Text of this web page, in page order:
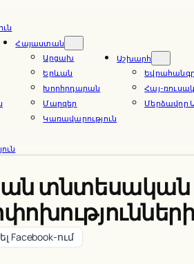
Հայաստան
Արցախ
Երևան
Խորհրդարան
Մարզեր
Կառավարություն
Աշխարհ
Հայ-
Մերձավոր
տնտեսական
Facebook-ում